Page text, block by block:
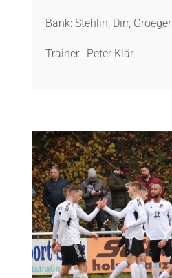
Bank: Stehlin, Dirr, Groeger
Trainer : Peter Klär